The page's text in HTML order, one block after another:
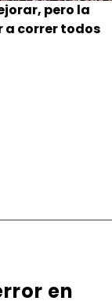
pero la
a correr todos
en